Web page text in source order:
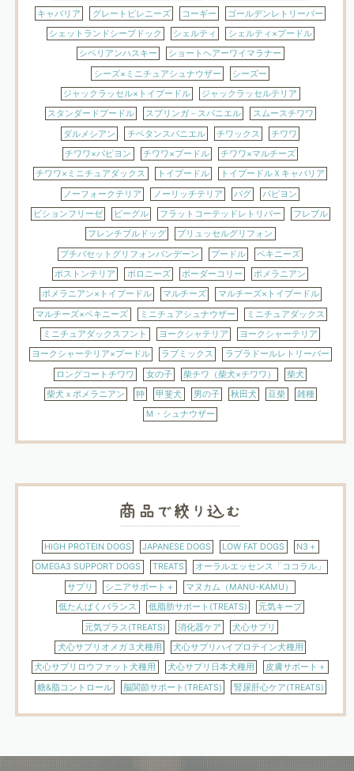
キャバリア
グレートピレニーズ コーギー
ゴールデンレトリーバー
シェットランドシープドック
シェルティ
シェルティ×プードル
シベリアンハスキー
ショートヘアーワイマラナー
シーズ×ミニチュアシュナウザー
シーズー
ジャックラッセル×トイプードル
ジャックラッセルテリア
スタンダードプードル
スプリンガ－スパニエル
スムースチワワ
ダルメシアン
チベタンスパニエル チワックス
チワワ
チワワ×パピヨン
チワワ×プードル
チワワ×マルチーズ
チワワ×ミニチュアダックス
トイプードル
トイプードルＸキャバリア
ノーフォークテリア
ノーリッチテリア パグ
パピヨン
ビションフリーゼ
ビーグル フラットコーテッドレトリバー
フレブル
フレンチブルドッグ
ブリュッセルグリフォン
プチバセットグリフォンバンデーン
プードル
ペキニーズ
ボストンテリア
ボロニーズ ボーダーコリー
ポメラニアン
ポメラニアン×トイプードル
マルチーズ
マルチーズ×トイプードル
マルチーズ×ペキニーズ
ミニチュアシュナウザー
ミニチュアダックス
ミニチュアダックスフント
ヨークシャテリア
ヨークシャーテリア
ヨークシャーテリア×プードル
ラブミックス
ラブラドールレトリーバー
ロングコートチワワ
女の子 柴チワ（柴犬×チワワ）
柴犬
柴犬ｘポメラニアン
狆 甲斐犬 男の子 秋田犬 豆柴
雑種
Ｍ・シュナウザー
HIGH PROTEIN DOGS JAPANESE DOGS LOW FAT DOGS
N3＋
OMEGA3 SUPPORT DOGS
TREATS
オーラルエッセンス「ココラル」
サプリ
シニアサポート＋
マヌカム（MANU-KAMU）
低たんぱくバランス
低脂肪サポート(TREATS)
元気キープ
元気プラス(TREATS)
消化器ケア
犬心サプリ
犬心サプリオメガ３犬種用
犬心サプリハイプロテイン犬種用
犬心サプリロウファット犬種用
犬心サプリ日本犬種用
皮膚サポート＋
糖&脂コントロール
脳関節サポート(TREATS) 腎尿肝心ケア(TREATS)